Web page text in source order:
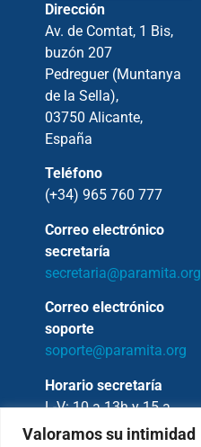
Valoramos su intimidad
Dirección
Av. de Comtat, 1 Bis,
buzón 207
Pedreguer (Muntanya
de la Sella),
03750 Alicante,
España
Teléfono
(+34) 965 760 777
Correo electrónico
secretaría
secretaria@paramita.org
Correo electrónico
soporte
soporte@paramita.org
Horario secretaría
L-V: 10 a 13h y 15 a
17h